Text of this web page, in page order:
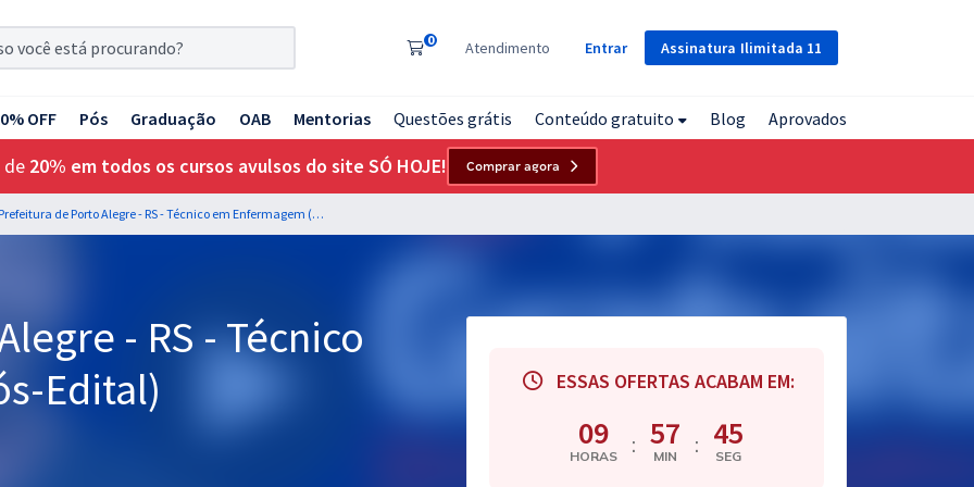
Assinatura Ilimitada 11
0 Atendimento Entrar
OFF Pós Graduação OAB Mentorias Questões grátis Conteúdo gratuito Blog Aprovados
de 20% em todos os cursos avulsos do site SÓ HOJE! Comprar agora
Prefeitura de Porto Alegre - RS - Técnico em Enfermagem (Pós-Edital)
- RS - Técnico
Edital)
ESSAS OFERTAS ACABAM EM:
09
HORAS : 57
MIN : 44
SEG